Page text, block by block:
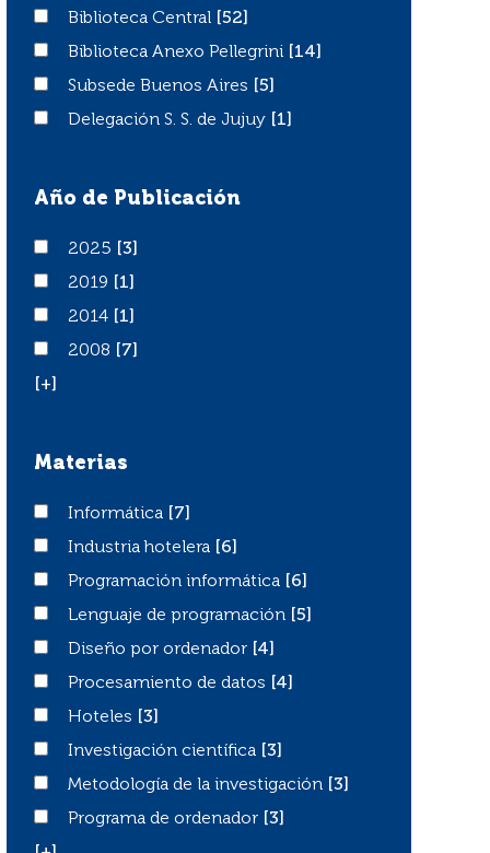
Biblioteca Central
Biblioteca Central
[52]
Biblioteca Anexo Pellegrini
Biblioteca Anexo Pellegrini
[14]
Subsede Buenos Aires
Subsede Buenos Aires
[5]
Delegación S. S. de Jujuy
Delegación S. S. de Jujuy [1]
Año de Publicación
20252025
[3]
20192019
[1]
20142014
[1]
20082008
[7]
[+]
Materias
Informática
Informática
[7]
Industria hotelera
Industria hotelera
[6]
Programación informática
Programación informática
[6]
Lenguaje de programación
Lenguaje de programación
[5]
Diseño por ordenador
Diseño por ordenador
[4]
Procesamiento de datos
Procesamiento de datos
[4]
HotelesHoteles
[3]
Investigación científica
Investigación científica
[3]
Metodología de la investigación
Metodología de la investigación
[3]
Programa de ordenador
Programa de ordenador
[3]